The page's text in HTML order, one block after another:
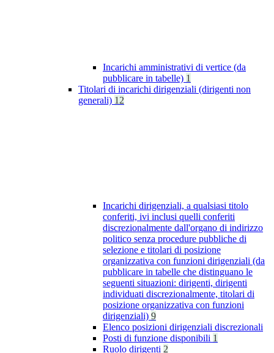
Incarichi amministrativi di vertice (da
pubblicare in tabelle) 1
Titolari di incarichi dirigenziali (dirigenti non
generali) 12
Incarichi dirigenziali, a qualsiasi titolo
conferiti, ivi inclusi quelli conferiti
discrezionalmente dall'organo di indirizzo
politico senza procedure pubbliche di
selezione e titolari di posizione
organizzativa con funzioni dirigenziali (da
pubblicare in tabelle che distinguano le
seguenti situazioni: dirigenti, dirigenti
individuati discrezionalmente, titolari di
posizione organizzativa con funzioni
dirigenziali) 9
Elenco posizioni dirigenziali discrezionali
Posti di funzione disponibili 1
Ruolo dirigenti 2